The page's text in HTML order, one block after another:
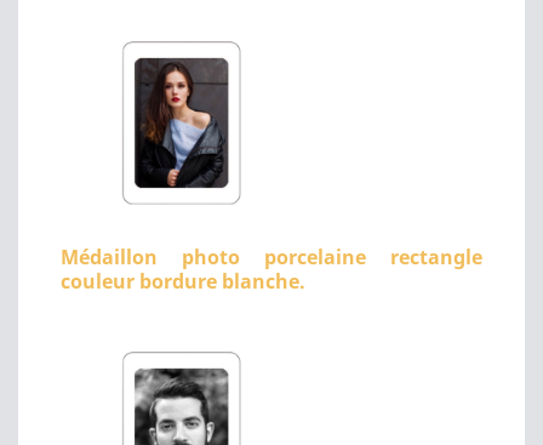
Médaillon photo porcelaine rectangle
couleur bordure blanche.